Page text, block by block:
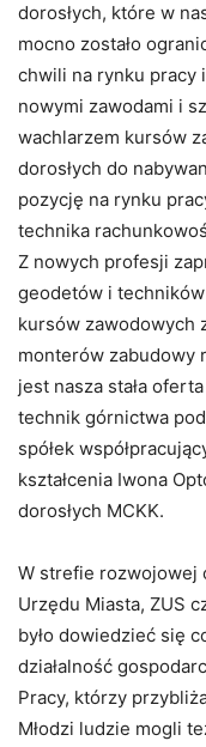
dorosłych, które w
mocno zostało
chwili na rynku pracy
nowymi zawodami i
wachlarzem kursów
dorosłych do
pozycję na rynku
technika
Z nowych profesji
geodetów i
kursów zawodowych
monterów zabudowy
jest nasza stała
technik górnictwa
spółek
kształcenia Iwona
dorosłych MCKK.
W strefie rozwojowej
Urzędu Miasta, ZUS
było dowiedzieć się
działalność
Pracy, którzy
Młodzi ludzie mogli